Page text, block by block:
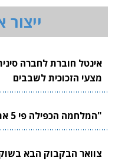
ייצור
אינטל חוברת לחברה
מצעי הזכוכית לשבבים
"המלחמה הכפילה פי 5 את שוק הייצור המיידי"